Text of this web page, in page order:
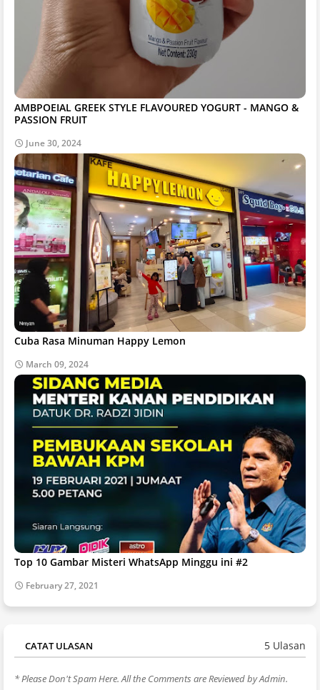
AMBPOEIAL GREEK STYLE FLAVOURED YOGURT - MANGO &
PASSION FRUIT
June 30, 2024
Cuba Rasa Minuman Happy Lemon
March 09, 2024
Top 10 Gambar Misteri WhatsApp Minggu ini #2
February 27, 2021
CATAT ULASAN 5 Ulasan
* Please Don't Spam Here. All the Comments are Reviewed by Admin.